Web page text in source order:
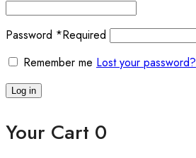
Password *Required
Remember me Lost your password?
Log in
Your Cart 0